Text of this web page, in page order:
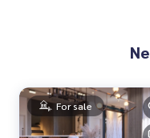
For sale